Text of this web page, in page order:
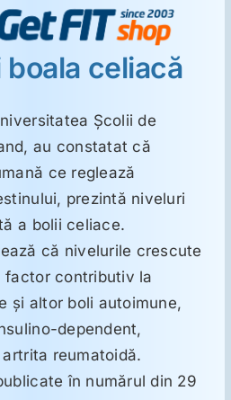
celiacă
Şcolii de
au constatat că
ce reglează
prezintă niveluri
a bolii celiace.
că nivelurile crescute
factor contributiv la
şi altor boli autoimune,
dependent,
reumatoidă.
în numărul din 29